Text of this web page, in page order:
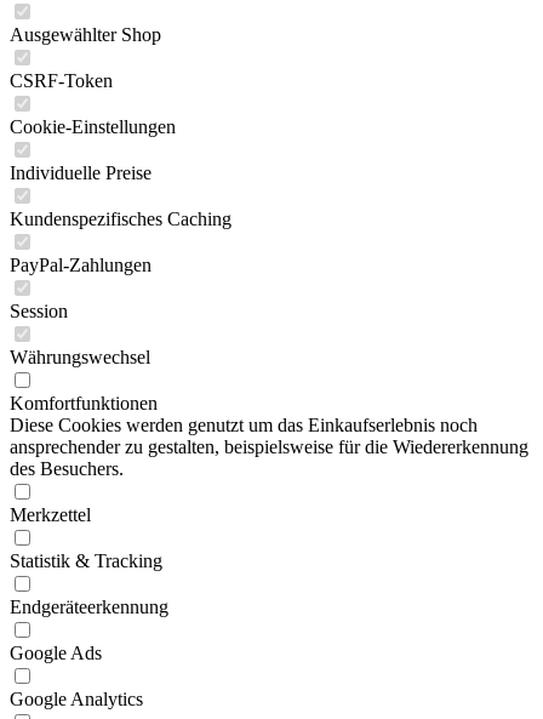
Ausgewählter Shop
CSRF-Token
Cookie-Einstellungen
Individuelle Preise
Kundenspezifisches Caching
PayPal-Zahlungen
Session
Währungswechsel
Komfortfunktionen
Diese Cookies werden genutzt um das Einkaufserlebnis noch
ansprechender zu gestalten, beispielsweise für die Wiedererkennung
des Besuchers.
Merkzettel
Statistik & Tracking
Endgeräteerkennung
Google Ads
Google Analytics